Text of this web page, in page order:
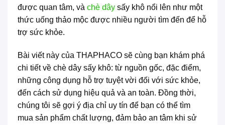
được quan tâm, và chè dây sấy khô nổi lên như một
thức uống thảo mộc được nhiều người tìm đến để hỗ
trợ sức khỏe.
Bài viết này của THAPHACO sẽ cùng bạn khám phá
chi tiết về chè dây sấy khô: từ nguồn gốc, đặc điểm,
những công dụng hỗ trợ tuyệt vời đối với sức khỏe,
đến cách sử dụng hiệu quả và an toàn. Đồng thời,
chúng tôi sẽ gợi ý địa chỉ uy tín để bạn có thể tìm
mua sản phẩm chất lượng, đảm bảo an tâm khi sử